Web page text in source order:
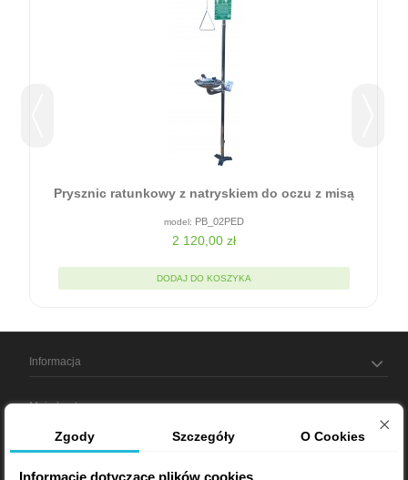
Prysznic ratunkowy z natryskiem do oczu z misą
PB_02PED
2 120,00 zł
DODAJ DO KOSZYKA
Informacja
Moje konto
Informacja o sklepie
Zgody Szczegóły O Cookies
Informacje dotyczące plików cookies